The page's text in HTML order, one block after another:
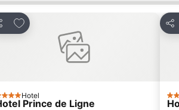
Přidat na seznam oblíbených hotelů
Počet hvězdiček
Hotel
Prince de Ligne 3